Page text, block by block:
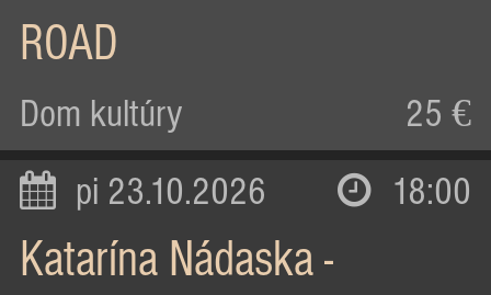
ROAD
Dom kultúry 25 €
pi 23.10.2026 18:00
Katarína Nádaska -